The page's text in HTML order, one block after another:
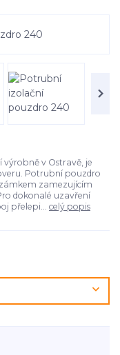
v Ostravě, je
Potrubní pouzdro
zamezujícím
dokonalé uzavření
přelepi... celý popis